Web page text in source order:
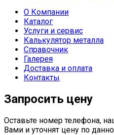
О Компании
Каталог
Услуги и сервис
Калькулятор металла
Справочник
Галерея
Доставка и оплата
Контакты
Запросить цену
Оставьте номер телефона,
Вами и уточнят цену по